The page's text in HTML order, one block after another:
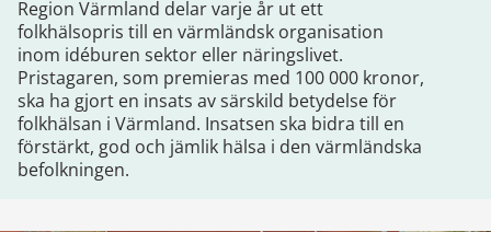
Region Värmland delar varje år ut ett
folkhälsopris till en värmländsk organisation
inom idéburen sektor eller näringslivet.
Pristagaren, som premieras med 100 000 kronor,
ska ha gjort en insats av särskild betydelse för
folkhälsan i Värmland. Insatsen ska bidra till en
förstärkt, god och jämlik hälsa i den värmländska
befolkningen.